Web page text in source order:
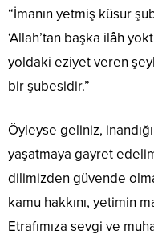
“İmanın yetmiş küsur
‘Allah’tan başka ilâh
yoldaki eziyet veren
bir şubesidir.”
Öyleyse geliniz,
yaşatmaya gayret
dilimizden güvende
kamu hakkını, yetimin
Etrafımıza sevgi ve